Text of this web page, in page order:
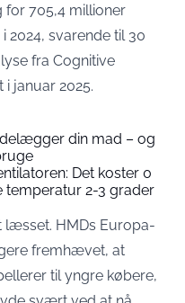
for 705,4 millioner
2024, svarende til 30
fra Cognitive
januar 2025.
din mad – og
Det koster 0
temperatur 2-3 grader
HMDs Europa-
fremhævet, at
til yngre købere,